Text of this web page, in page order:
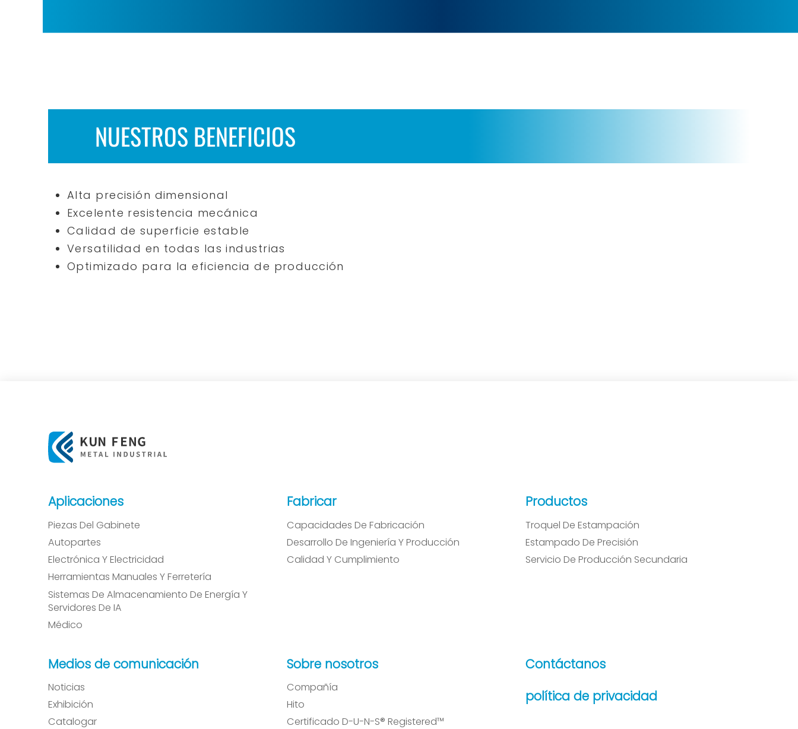
NUESTROS BENEFICIOS
Alta precisión dimensional
Excelente resistencia mecánica
Calidad de superficie estable
Versatilidad en todas las industrias
Optimizado para la eficiencia de producción
Aplicaciones
Piezas Del Gabinete
Autopartes
Electrónica Y Electricidad
Herramientas Manuales Y Ferretería
Sistemas De Almacenamiento De Energía Y
Servidores De IA
Médico
Fabricar
Capacidades De Fabricación
Desarrollo De Ingeniería Y Producción
Calidad Y Cumplimiento
Productos
Troquel De Estampación
Estampado De Precisión
Servicio De Producción Secundaria
Medios de comunicación
Noticias
Exhibición
Catalogar
Sobre nosotros
Compañía
Hito
Certificado D-U-N-S® Registered™
Contáctanos
política de privacidad